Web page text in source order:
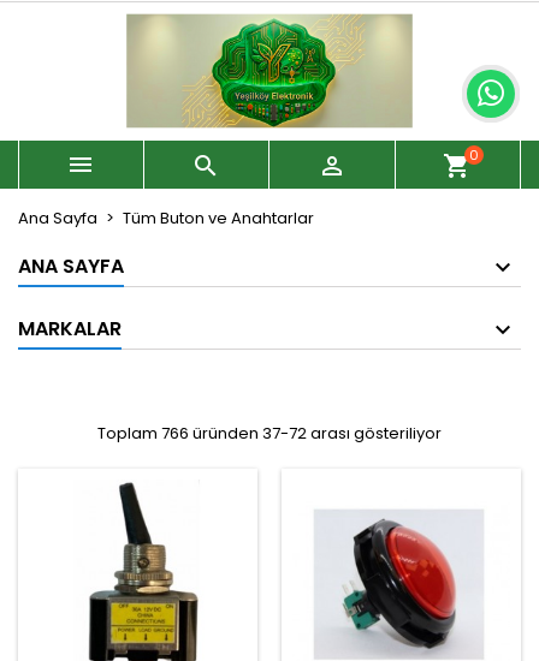
   shopping_cart0
Ana Sayfa Tüm Buton ve Anahtarlar
ANA SAYFA
MARKALAR
Toplam 766 üründen 37-72 arası gösteriliyor